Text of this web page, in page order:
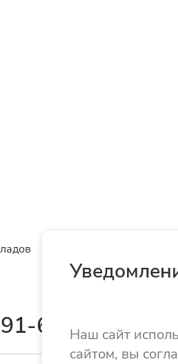
62
Наш сайт
сайтом, вы